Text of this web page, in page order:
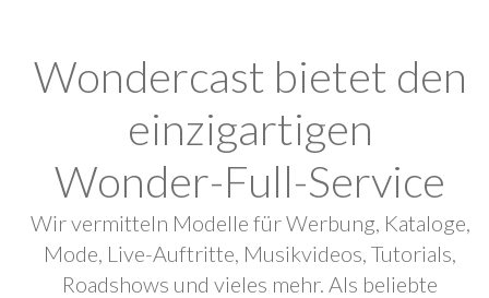
Wondercast bietet den
einzigartigen
Wonder-Full-Service
Wir vermitteln Modelle für Werbung, Kataloge,
Mode, Live-Auftritte, Musikvideos, Tutorials,
Roadshows und vieles mehr. Als beliebte